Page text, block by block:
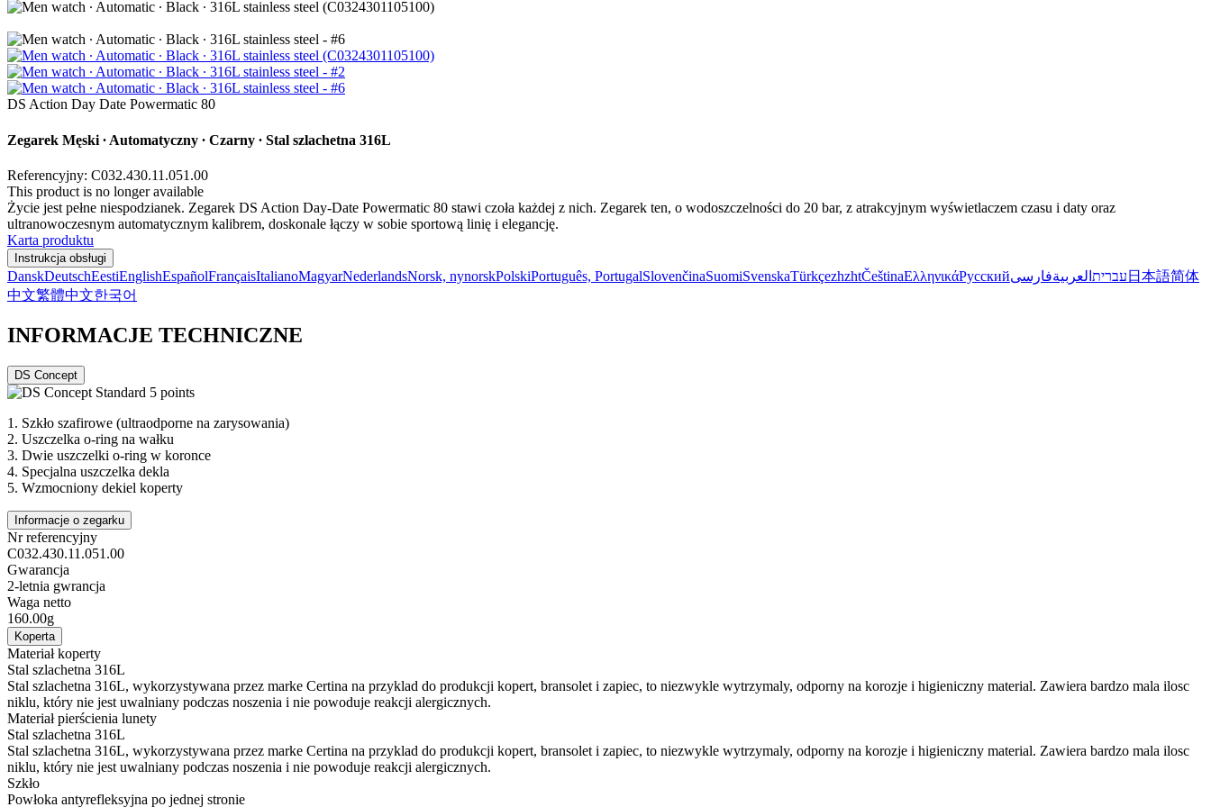
DS Action Day Date Powermatic 80
Zegarek Męski ∙ Automatyczny ∙ Czarny ∙ Stal szlachetna 316L
Referencyjny: C032.430.11.051.00
This product is no longer available
Życie jest pełne niespodzianek. Zegarek DS Action Day-Date Powermatic 80 stawi czoła każdej z nich. Zegarek ten, o wodoszczelności do 20 bar, z atrakcyjnym wyświetlaczem czasu i daty oraz
ultranowoczesnym automatycznym kalibrem, doskonale łączy w sobie sportową linię i elegancję.
Karta produktu
Instrukcja obsługi
DanskDeutschEestiEnglishEspañolFrançaisItalianoMagyarNederlandsNorsk, nynorskPolskiPortuguês, PortugalSlovenčinaSuomiSvenskaTürkçezhzhtČeštinaΕλληνικάРусский עברית العربيةفارسی 日本語简体
中文繁體中文한국어
INFORMACJE TECHNICZNE
DS Concept
1. Szkło szafirowe (ultraodporne na zarysowania)
2. Uszczelka o-ring na wałku
3. Dwie uszczelki o-ring w koronce
4. Specjalna uszczelka dekla
5. Wzmocniony dekiel koperty
Informacje o zegarku
Nr referencyjny
C032.430.11.051.00
Gwarancja
2-letnia gwrancja
Waga netto
160.00g
Koperta
Materiał koperty
Stal szlachetna 316L
Stal szlachetna 316L, wykorzystywana przez marke Certina na przyklad do produkcji kopert, bransolet i zapiec, to niezwykle wytrzymaly, odporny na korozje i higieniczny material. Zawiera bardzo mala ilosc
niklu, który nie jest uwalniany podczas noszenia i nie powoduje reakcji alergicznych.
Materiał pierścienia lunety
Stal szlachetna 316L
Stal szlachetna 316L, wykorzystywana przez marke Certina na przyklad do produkcji kopert, bransolet i zapiec, to niezwykle wytrzymaly, odporny na korozje i higieniczny material. Zawiera bardzo mala ilosc
niklu, który nie jest uwalniany podczas noszenia i nie powoduje reakcji alergicznych.
Szkło
Powłoka antyrefleksyjna po jednej stronie